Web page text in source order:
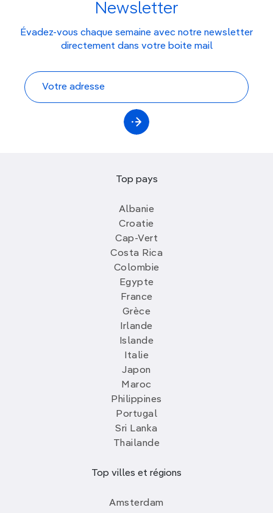
Newsletter
Évadez-vous chaque semaine avec notre newsletter
directement dans votre boite mail
Top pays
Albanie
Croatie
Cap-Vert
Costa Rica
Colombie
Egypte
France
Grèce
Irlande
Islande
Italie
Japon
Maroc
Philippines
Portugal
Sri Lanka
Thailande
Top villes et régions
Amsterdam